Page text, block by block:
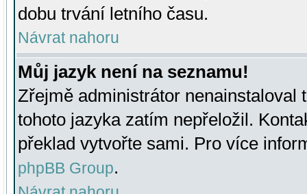
dobu trvání letního času.
Návrat nahoru
Můj jazyk není na seznamu!
Zřejmě administrátor nenainstaloval
tohoto jazyka zatím nepřeložil.
překlad vytvořte sami. Pro více
phpBB Group.